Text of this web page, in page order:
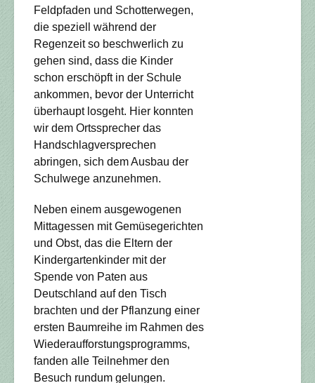
Feldpfaden und Schotterwegen,
die speziell während der
Regenzeit so beschwerlich zu
gehen sind, dass die Kinder
schon erschöpft in der Schule
ankommen, bevor der Unterricht
überhaupt losgeht. Hier konnten
wir dem Ortssprecher das
Handschlagversprechen
abringen, sich dem Ausbau der
Schulwege anzunehmen.
Neben einem ausgewogenen
Mittagessen mit Gemüsegerichten
und Obst, das die Eltern der
Kindergartenkinder mit der
Spende von Paten aus
Deutschland auf den Tisch
brachten und der Pflanzung einer
ersten Baumreihe im Rahmen des
Wiederaufforstungsprogramms,
fanden alle Teilnehmer den
Besuch rundum gelungen.